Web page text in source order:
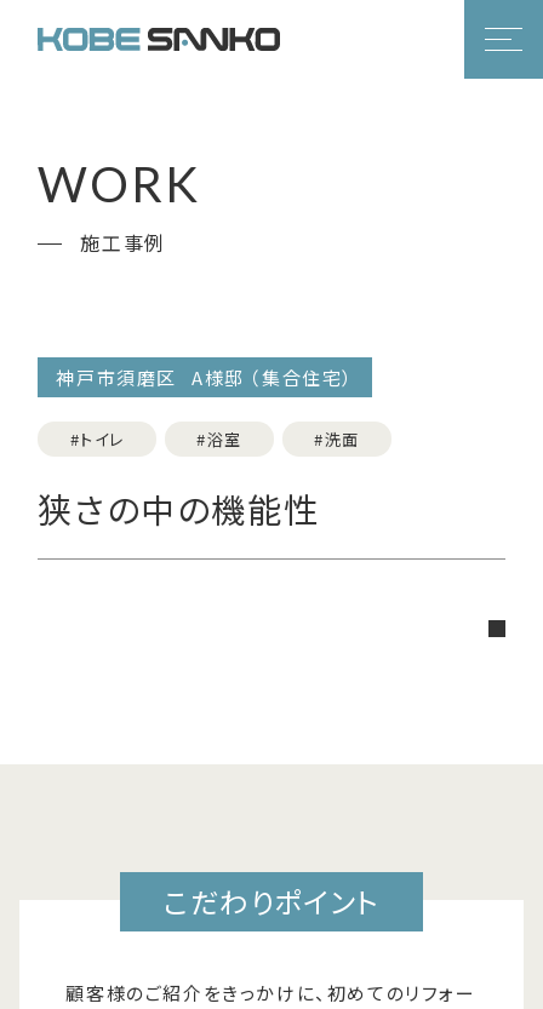
WORK
施工事例
神戸市須磨区 A様邸 （集合住宅）
#トイレ #浴室 #洗面
狭さの中の機能性
こだわりポイント
顧客様のご紹介をきっかけに、初めてのリフォー